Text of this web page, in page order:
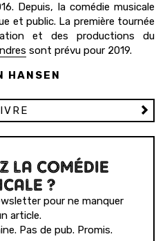
Depuis, la comédie musicale
et public. La première tournée
et des productions du
sont prévu pour 2019.
HANSEN
LA COMÉDIE
?
pour ne manquer
article.
Pas de pub. Promis.